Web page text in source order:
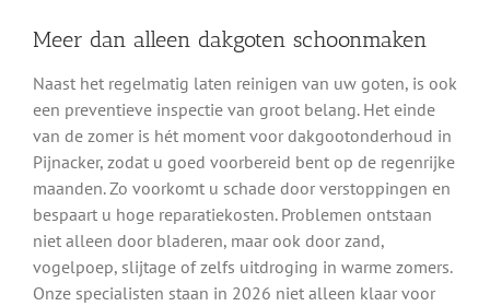
Meer dan alleen dakgoten schoonmaken
Naast het regelmatig laten reinigen van uw goten, is ook
een preventieve inspectie van groot belang. Het einde
van de zomer is hét moment voor dakgootonderhoud in
Pijnacker, zodat u goed voorbereid bent op de regenrijke
maanden. Zo voorkomt u schade door verstoppingen en
bespaart u hoge reparatiekosten. Problemen ontstaan
niet alleen door bladeren, maar ook door zand,
vogelpoep, slijtage of zelfs uitdroging in warme zomers.
Onze specialisten staan in 2026 niet alleen klaar voor